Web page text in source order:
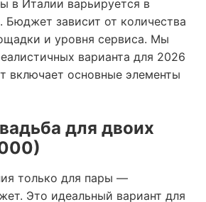
в Италии варьируется в
Бюджет зависит от количества
и уровня сервиса. Мы
варианта для 2026
включает основные элементы
для двоих
только для пары —
Это идеальный вариант для